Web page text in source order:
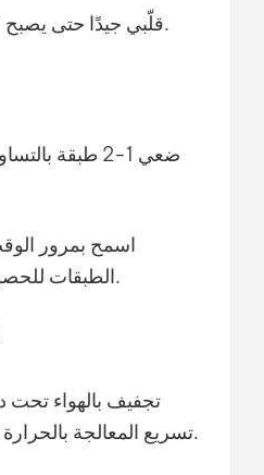
قلّبي جيدًا حتى يصبح الخليط متجانسًا تمامًا.
ضعي 1-2 طبقة
تجفيف بالهواء تحت